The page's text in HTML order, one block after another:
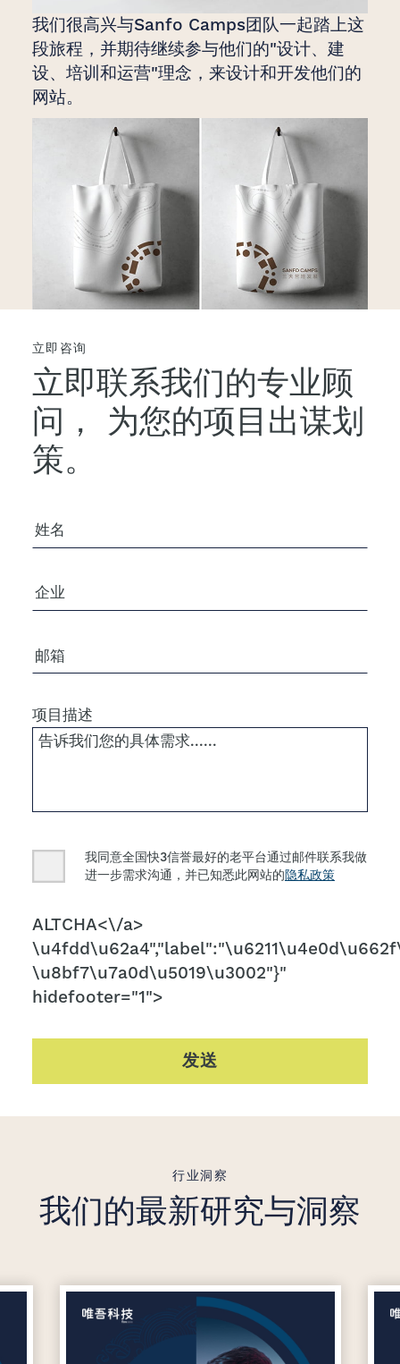
我们很高兴与Sanfo Camps团队一起踏上这
段旅程，并期待继续参与他们的"设计、建
设、培训和运营"理念，来设计和开发他们的
网站。
立即咨询
立即联系我们的专业顾
问，
为您的项目出谋划
策。
您的姓名
公司/组织
电子邮箱
项目描述
Consent
我同意全国快3信誉最好的老平台通过邮件联系我做
进一步需求沟通，并已知悉此网站的隐私政策
CAPTCHA
ALTCHA<\/a>
\u8bf7\u7a0d\u5019\u3002"}"
hidefooter="1">
发送
行业洞察
我们的最新研究与洞察